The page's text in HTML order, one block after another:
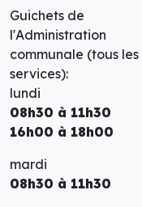
Guichets de
l'Administration
communale (tous les
services):
lundi
08h30 à 11h30
16h00 à 18h00
mardi
08h30 à 11h30